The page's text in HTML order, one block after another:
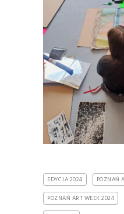
EDYCJA 2024
POZNAŃ
POZNAŃ ART WEEK 2024